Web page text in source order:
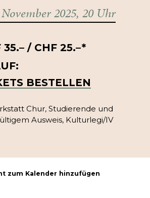
2025, 20 Uhr
35.– / CHF 25.–*
BESTELLEN
Chur, Studierende und
Ausweis, Kulturlegi/IV
zum Kalender hinzufügen